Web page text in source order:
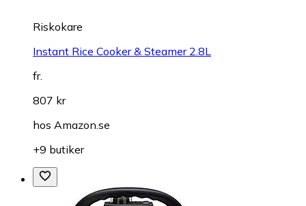
Riskokare
Instant Rice Cooker & Steamer 2.8L
fr.
807 kr
hos Amazon.se
+9 butiker